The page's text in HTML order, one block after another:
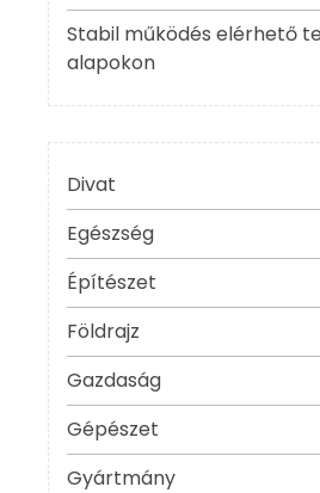
Stabil működés elérhető
alapokon
Divat
Egészség
Építészet
Földrajz
Gazdaság
Gépészet
Gyártmány